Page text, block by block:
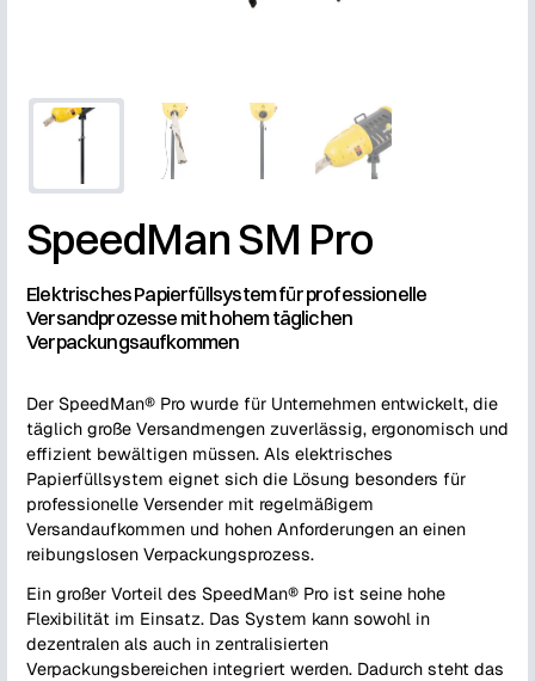
SpeedMan SM Pro
Elektrisches Papierfüllsystem für professionelle
Versandprozesse mit hohem täglichen
Verpackungsaufkommen
Der SpeedMan® Pro wurde für Unternehmen entwickelt, die
täglich große Versandmengen zuverlässig, ergonomisch und
effizient bewältigen müssen. Als elektrisches
Papierfüllsystem eignet sich die Lösung besonders für
professionelle Versender mit regelmäßigem
Versandaufkommen und hohen Anforderungen an einen
reibungslosen Verpackungsprozess.
Ein großer Vorteil des SpeedMan® Pro ist seine hohe
Flexibilität im Einsatz. Das System kann sowohl in
dezentralen als auch in zentralisierten
Verpackungsbereichen integriert werden. Dadurch steht das